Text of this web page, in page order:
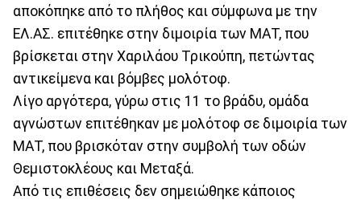
αποκόπηκε από το πλήθος και σύμφωνα με την
ΕΛ.ΑΣ. επιτέθηκε στην διμοιρία των ΜΑΤ, που
βρίσκεται στην Χαριλάου Τρικούπη, πετώντας
αντικείμενα και βόμβες μολότοφ.
Λίγο αργότερα, γύρω στις 11 το βράδυ, ομάδα
αγνώστων επιτέθηκαν με μολότοφ σε διμοιρία των
ΜΑΤ, που βρισκόταν στην συμβολή των οδών
Θεμιστοκλέους και Μεταξά.
Από τις επιθέσεις δεν σημειώθηκε κάποιος